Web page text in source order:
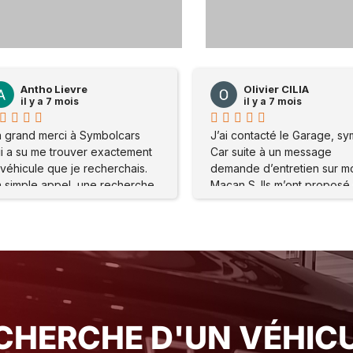
Olivier CILIA
il y a 7 mois
contacté le Garage, symbole
suite à un message
demande d’entretien sur mon
S. Ils m’ont proposé de
rendre sur place . Mon
qu’à tout le staff pour leur
accueil et leur gentillesse Je
Garage suite à mon expérience
Olivier CILIA
il y a 7 mois
J’ai contacté le Garage,
Car suite à un message
demande d’entretien sur
Macan S. Ils m’ont
me rendre sur place .
Ainsi qu’à tout le staff
accueil et leur
vous conseille vraiment
Garage suite à mon
D'UN